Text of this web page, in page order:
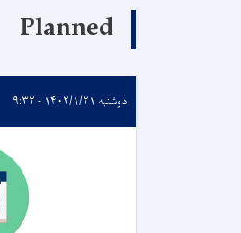
Planned
دوشنبه ۱۴۰۲/۱/۲۱ - ۹:۳۲